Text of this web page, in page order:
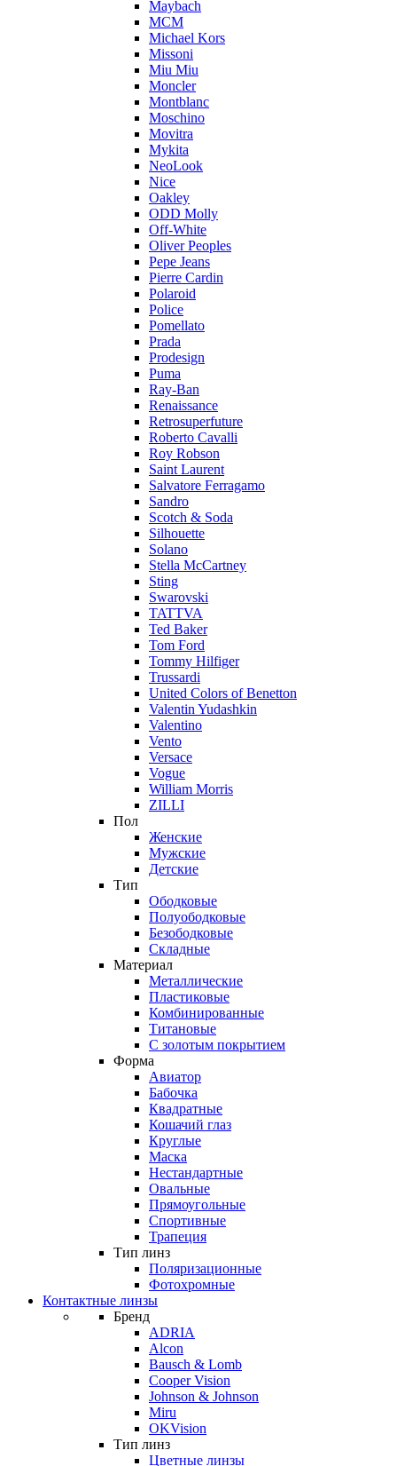
Maybach
MCM
Michael Kors
Missoni
Miu Miu
Moncler
Montblanc
Moschino
Movitra
Mykita
NeoLook
Nice
Oakley
ODD Molly
Off-White
Oliver Peoples
Pepe Jeans
Pierre Cardin
Polaroid
Police
Pomellato
Prada
Prodesign
Puma
Ray-Ban
Renaissance
Retrosuperfuture
Roberto Cavalli
Roy Robson
Saint Laurent
Salvatore Ferragamo
Sandro
Scotch & Soda
Silhouette
Solano
Stella McCartney
Sting
Swarovski
TATTVA
Ted Baker
Tom Ford
Tommy Hilfiger
Trussardi
United Colors of Benetton
Valentin Yudashkin
Valentino
Vento
Versace
Vogue
William Morris
ZILLI
Пол
Женские
Мужские
Детские
Тип
Ободковые
Полуободковые
Безободковые
Складные
Материал
Металлические
Пластиковые
Комбинированные
Титановые
С золотым покрытием
Форма
Авиатор
Бабочка
Квадратные
Кошачий глаз
Круглые
Маска
Нестандартные
Овальные
Прямоугольные
Спортивные
Трапеция
Тип линз
Поляризационные
Фотохромные
Контактные линзы
Бренд
ADRIA
Alcon
Bausch & Lomb
Cooper Vision
Johnson & Johnson
Miru
OKVision
Тип линз
Цветные линзы